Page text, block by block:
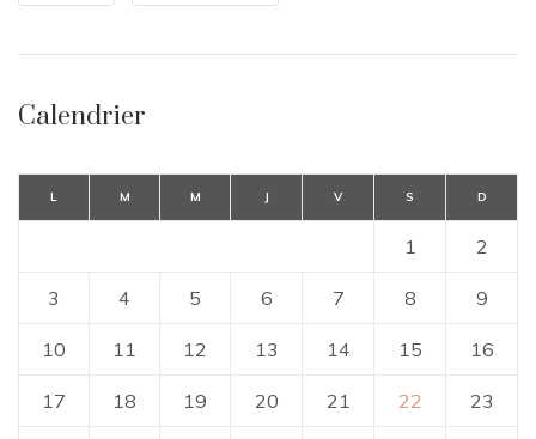
Calendrier
L M M J V S D
1 2
3 4 5 6 7 8 9
10 11 12 13 14 15 16
17 18 19 20 21 22 23